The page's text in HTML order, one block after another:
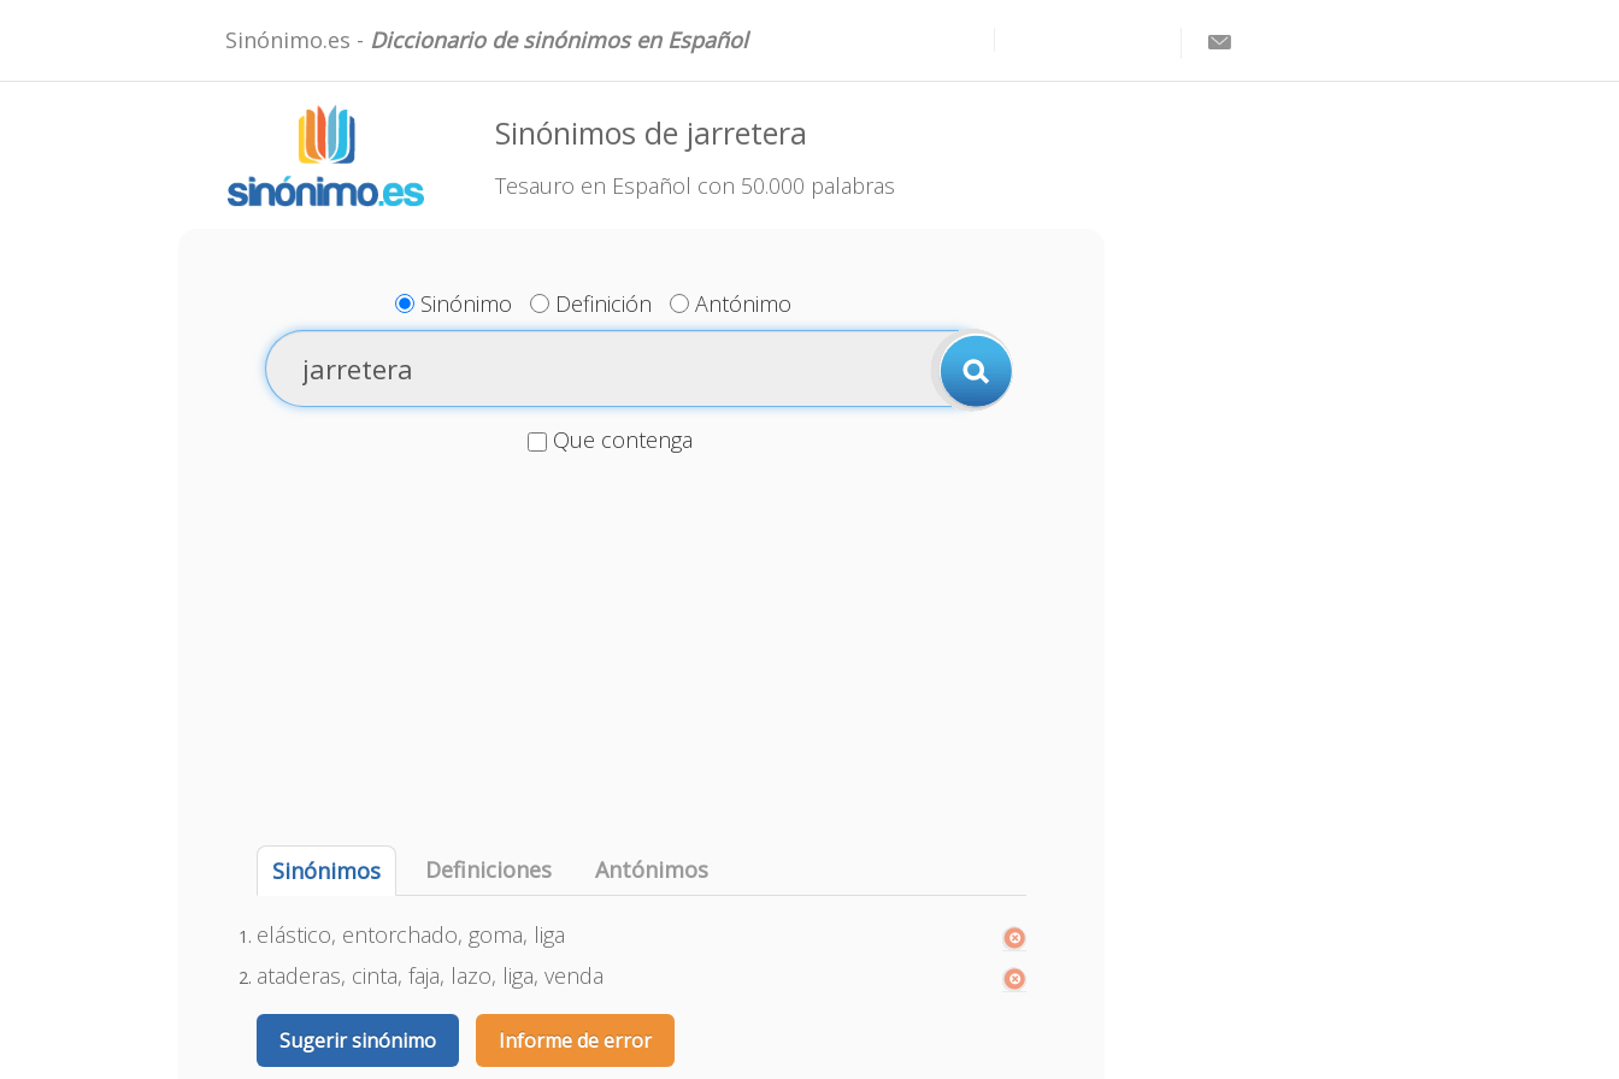
Sinónimo.es - Diccionario de sinónimos en Español
Sinónimos de jarretera
Tesauro en Español con 50.000 palabras
Sinónimo Definición Antónimo
Que contenga
Sinónimos Definiciones Antónimos
elástico, entorchado, goma, liga
ataderas, cinta, faja, lazo, liga, venda
Sugerir sinónimo Informe de error